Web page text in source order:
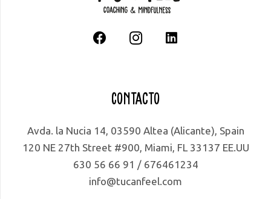
Contacto
Avda. la Nucia 14, 03590 Altea (Alicante), Spain
120 NE 27th Street #900, Miami, FL 33137 EE.UU
630 56 66 91 / 676461234
info@tucanfeel.com